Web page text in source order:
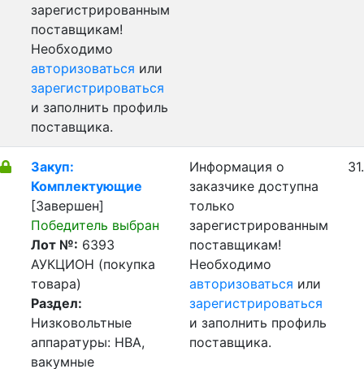
зарегистрированным
поставщикам!
Необходимо
авторизоваться или
зарегистрироваться
и заполнить профиль
поставщика.
Закуп:
Комплектующие
[Завершен]
Победитель выбран
Лот №: 6393
АУКЦИОН (покупка
товара)
Раздел:
Низковольтные
аппаратуры: НВА,
вакумные
Информация о
заказчике доступна
только
зарегистрированным
поставщикам!
Необходимо
авторизоваться или
зарегистрироваться
и заполнить профиль
поставщика.